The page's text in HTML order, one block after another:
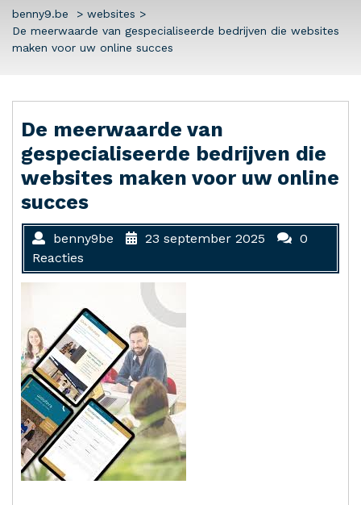
benny9.be > websites >
De meerwaarde van gespecialiseerde bedrijven die websites
maken voor uw online succes
De meerwaarde van
gespecialiseerde bedrijven die
websites maken voor uw online
succes
benny9be 23 september 2025
0
Reacties